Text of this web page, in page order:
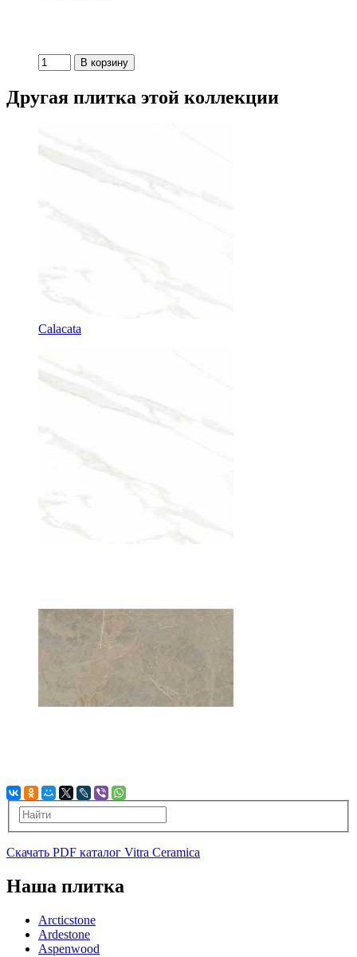
Другая плитка этой коллекции
Calacata
Скачать PDF каталог Vitra Ceramica
Наша плитка
Arcticstone
Ardestone
Aspenwood